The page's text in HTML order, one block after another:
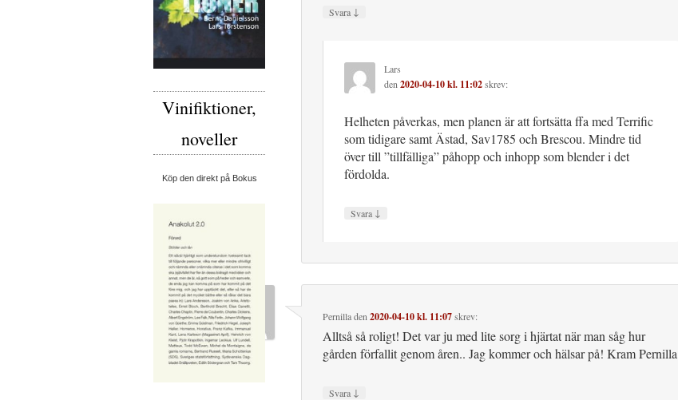
Svara ↓
Lars
den2020-04-10 kl. 11:02skrev:
Helheten påverkas, men planen är att fortsätta ffa med Terrific
som tidigare samt Ästad, Sav1785 och Brescou. Mindre tid
över till ”tillfälliga” påhopp och inhopp som blender i det
fördolda.
Svara ↓
Pernilladen2020-04-10 kl. 11:07skrev:
Alltså så roligt! Det var ju med lite sorg i hjärtat när man såg hur
gården förfallit genom åren.. Jag kommer och hälsar på! Kram Pernilla
Svara ↓
Vinifiktioner,
noveller
Köp den direkt på Bokus